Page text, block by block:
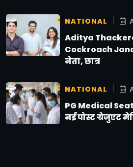
NATIONAL
Aditya
Cockroach
नेता, छात्र
NATIONAL
PG Medical
नई पोस्ट ग्रेजुएट